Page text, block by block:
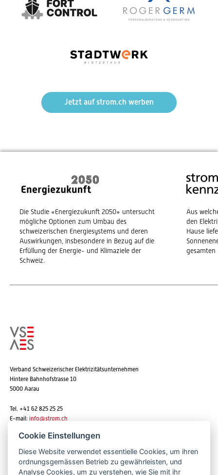
Jetzt auf strom.ch werben
Die Studie «Energiezukunft 2050» untersucht
mögliche Optionen zum Umbau des
schweizerischen Energiesystems und deren
Auswirkungen, insbesondere in Bezug auf die
Erfüllung der Energie- und Klimaziele der
Schweiz.
Aus
den
Hause
gesamten
Verband Schweizerischer Elektrizitätsunternehmen
Hintere Bahnhofstrasse 10
5000 Aarau
Tel. +41 62 825 25 25
E-mail: info@strom.ch
Newsletter abonnieren
Cookie Einstellungen
Diese Website verwendet essentielle Cookies, um ihren
ordnungsgemässen Betrieb zu gewährleisten, und
Analyse Cookies, um zu verstehen, wie Sie mit ihr